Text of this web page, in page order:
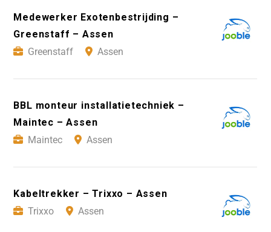
Medewerker Exotenbestrijding –
Greenstaff – Assen
Greenstaff
Assen
BBL monteur installatietechniek –
Maintec – Assen
Maintec
Assen
Kabeltrekker – Trixxo – Assen
Trixxo
Assen